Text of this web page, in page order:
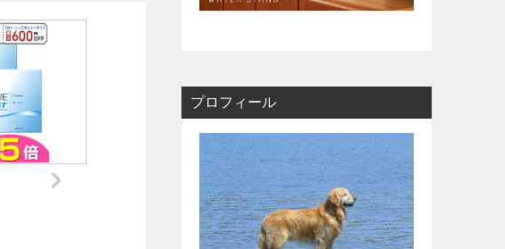
プロフィール